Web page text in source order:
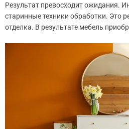
Результат превосходит ожидания.
старинные техники обработки. Это
отделка. В результате мебель